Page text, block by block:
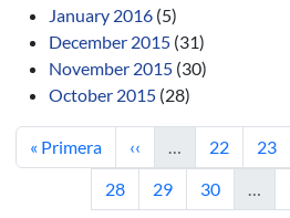
January 2016 (5)
December 2015 (31)
November 2015 (30)
October 2015 (28)
First page
« Primera Previous page
‹‹ … Page
22 Page
23
Page
28 Page
29 Page
30 …